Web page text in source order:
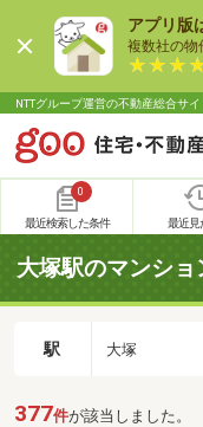
アプリ版
複数社の物
NTTグループ運営の不動産総合サ
0
最近検索した条件 最近見
大塚駅のマンシ
駅 大塚
377件が該当しました。